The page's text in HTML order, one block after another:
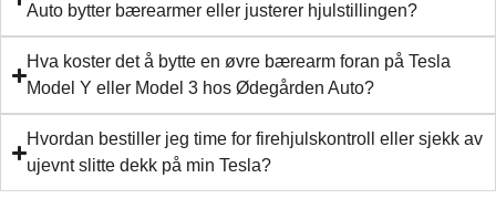
Auto bytter bærearmer eller justerer hjulstillingen?
Hva koster det å bytte en øvre bærearm foran på Tesla
Model Y eller Model 3 hos Ødegården Auto?
Hvordan bestiller jeg time for firehjulskontroll eller sjekk av
ujevnt slitte dekk på min Tesla?